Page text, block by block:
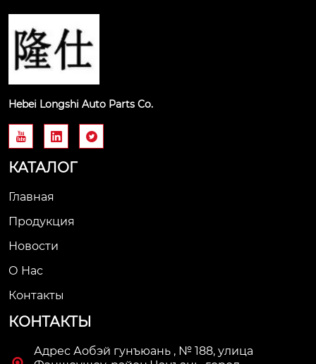
Hebei Longshi Auto Parts Co.
  
КАТАЛОГ
Главная
Продукция
Новости
О Нас
Контакты
КОНТАКТЫ
Адрес Аобэй гунъюань , № 188, улица